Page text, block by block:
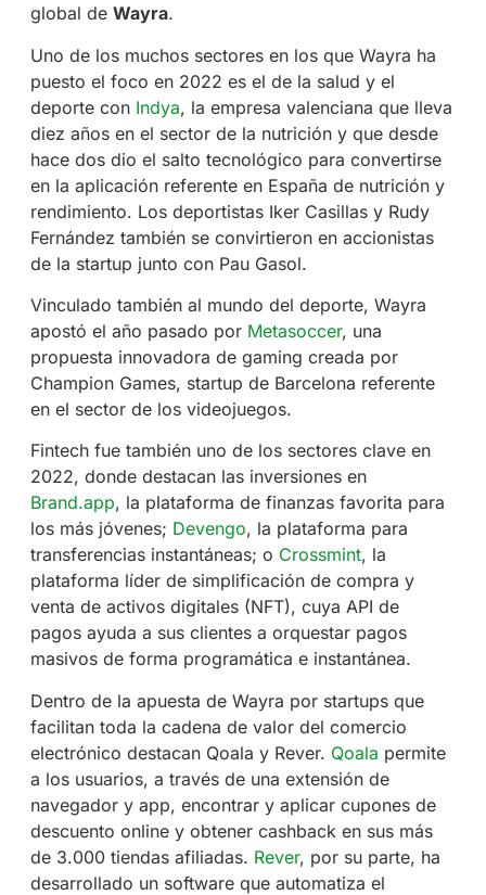
global de Wayra.
Uno de los muchos sectores en los que Wayra ha
puesto el foco en 2022 es el de la salud y el
deporte con Indya, la empresa valenciana que lleva
diez años en el sector de la nutrición y que desde
hace dos dio el salto tecnológico para convertirse
en la aplicación referente en España de nutrición y
rendimiento. Los deportistas Iker Casillas y Rudy
Fernández también se convirtieron en accionistas
de la startup junto con Pau Gasol.
Vinculado también al mundo del deporte, Wayra
apostó el año pasado por Metasoccer, una
propuesta innovadora de gaming creada por
Champion Games, startup de Barcelona referente
en el sector de los videojuegos.
Fintech fue también uno de los sectores clave en
2022, donde destacan las inversiones en
Brand.app, la plataforma de finanzas favorita para
los más jóvenes; Devengo, la plataforma para
transferencias instantáneas; o Crossmint, la
plataforma líder de simplificación de compra y
venta de activos digitales (NFT), cuya API de
pagos ayuda a sus clientes a orquestar pagos
masivos de forma programática e instantánea.
Dentro de la apuesta de Wayra por startups que
facilitan toda la cadena de valor del comercio
electrónico destacan Qoala y Rever. Qoala permite
a los usuarios, a través de una extensión de
navegador y app, encontrar y aplicar cupones de
descuento online y obtener cashback en sus más
de 3.000 tiendas afiliadas. Rever, por su parte, ha
desarrollado un software que automatiza el